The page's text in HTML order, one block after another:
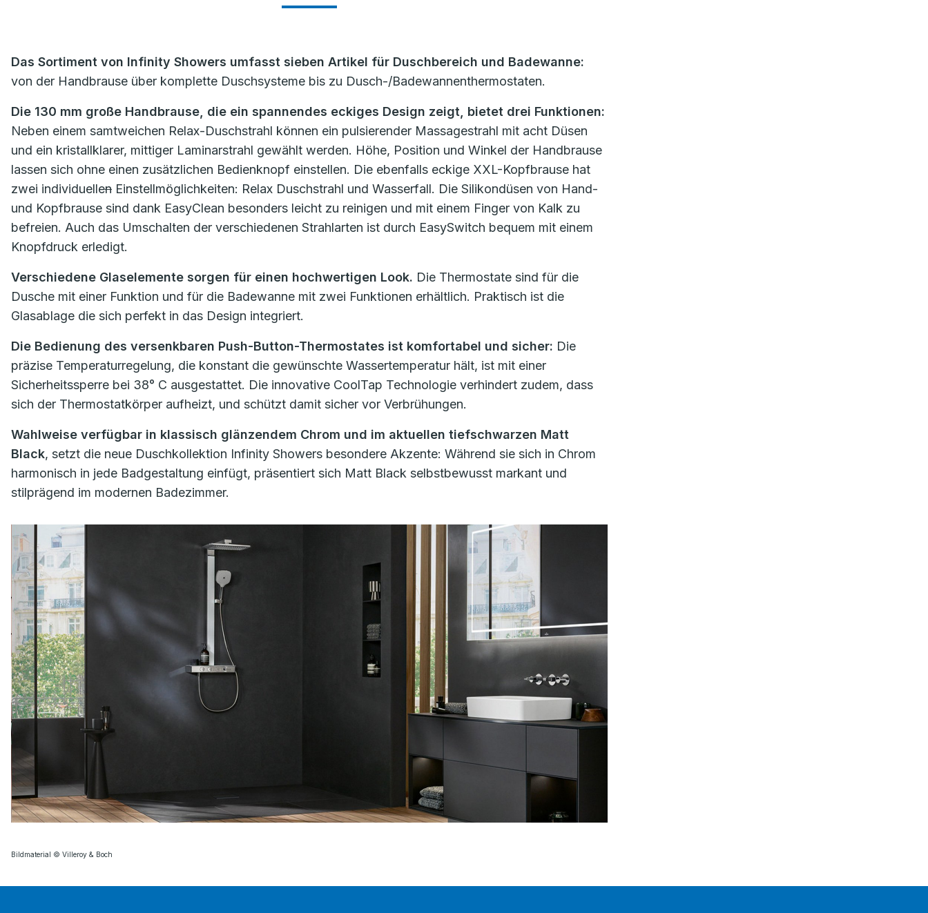
Das Sortiment von Infinity Showers umfasst sieben Artikel für Duschbereich und Badewanne:
von der Handbrause über komplette Duschsysteme bis zu Dusch-/Badewannenthermostaten.
Die 130 mm große Handbrause, die ein spannendes eckiges Design zeigt, bietet drei Funktionen:
Neben einem samtweichen Relax-Duschstrahl können ein pulsierender Massagestrahl mit acht Düsen
und ein kristallklarer, mittiger Laminarstrahl gewählt werden. Höhe, Position und Winkel der Handbrause
lassen sich ohne einen zusätzlichen Bedienknopf einstellen. Die ebenfalls eckige XXL-Kopfbrause hat
zwei individuellen Einstellmöglichkeiten: Relax Duschstrahl und Wasserfall. Die Silikondüsen von Hand-
und Kopfbrause sind dank EasyClean besonders leicht zu reinigen und mit einem Finger von Kalk zu
befreien. Auch das Umschalten der verschiedenen Strahlarten ist durch EasySwitch bequem mit einem
Knopfdruck erledigt.
Verschiedene Glaselemente sorgen für einen hochwertigen Look. Die Thermostate sind für die
Dusche mit einer Funktion und für die Badewanne mit zwei Funktionen erhältlich. Praktisch ist die
Glasablage die sich perfekt in das Design integriert.
Die Bedienung des versenkbaren Push-Button-Thermostates ist komfortabel und sicher: Die
präzise Temperaturregelung, die konstant die gewünschte Wassertemperatur hält, ist mit einer
Sicherheitssperre bei 38° C ausgestattet. Die innovative CoolTap Technologie verhindert zudem, dass
sich der Thermostatkörper aufheizt, und schützt damit sicher vor Verbrühungen.
Wahlweise verfügbar in klassisch glänzendem Chrom und im aktuellen tiefschwarzen Matt
Black, setzt die neue Duschkollektion Infinity Showers besondere Akzente: Während sie sich in Chrom
harmonisch in jede Badgestaltung einfügt, präsentiert sich Matt Black selbstbewusst markant und
stilprägend im modernen Badezimmer.
Bildmaterial © Villeroy & Boch